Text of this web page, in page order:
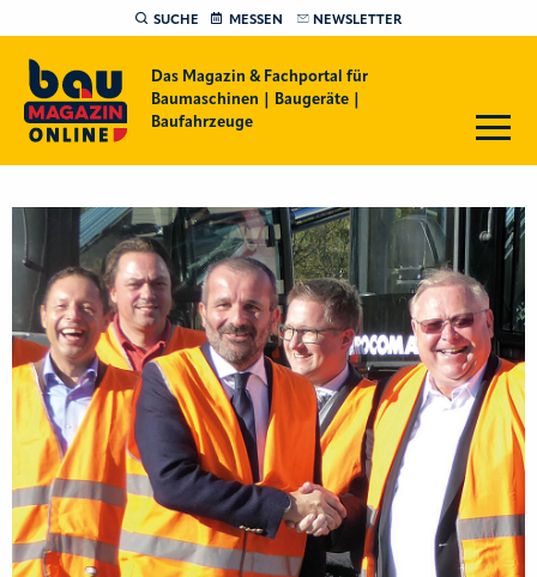
SUCHE MESSEN NEWSLETTER
Das Magazin & Fachportal für
Baumaschinen | Baugeräte |
Baufahrzeuge